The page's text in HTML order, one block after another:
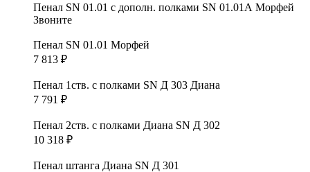
Пенал SN 01.01 с дополн. полками SN 01.01А Морфей
Звоните
Пенал SN 01.01 Морфей
7 813 ₽
Пенал 1ств. с полками SN Д 303 Диана
7 791 ₽
Пенал 2ств. с полками Диана SN Д 302
10 318 ₽
Пенал штанга Диана SN Д 301